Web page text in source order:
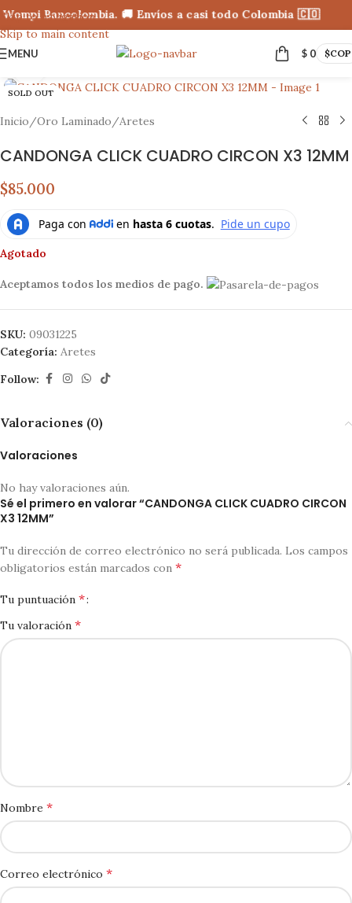
Skip to navigation
Skip to main content
Bancolombia. 🚚 Envíos a casi todo Colombia 🇨🇴
MENU $ 0 $COP
SOLD OUT
Inicio /Oro Laminado /Aretes
CANDONGA CLICK CUADRO CIRCON X3 12MM
$85.000
Agotado
Aceptamos todos los medios de pago.
SKU: 09031225
Categoría: Aretes
Follow:
Valoraciones (0)
Valoraciones
No hay valoraciones aún.
Sé el primero en valorar “CANDONGA CLICK CUADRO CIRCON
X3 12MM”
Tu dirección de correo electrónico no será publicada. Los campos
obligatorios están marcados con *
Tu puntuación *
Tu valoración *
Nombre *
Correo electrónico *